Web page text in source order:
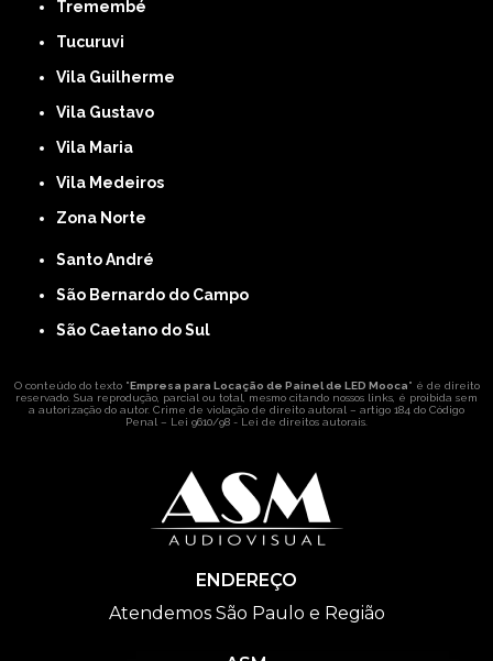
Tremembé
Tucuruvi
Vila Guilherme
Vila Gustavo
Vila Maria
Vila Medeiros
Zona Norte
Santo André
São Bernardo do Campo
São Caetano do Sul
O conteúdo do texto "Empresa para Locação de Painel de LED Mooca" é de direito
reservado. Sua reprodução, parcial ou total, mesmo citando nossos links, é proibida sem
a autorização do autor. Crime de violação de direito autoral – artigo 184 do Código
Penal – Lei 9610/98 - Lei de direitos autorais
ENDEREÇO
Atendemos São Paulo e Região